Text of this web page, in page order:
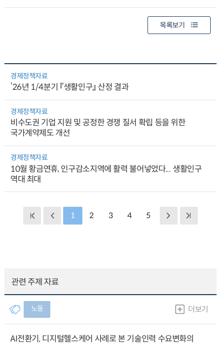
목록보기
경제정책자료
’26년 1/4분기 『생활인구』 산정 결과
경제정책자료
비수도권 기업 지원 및 공정한 경쟁 질서 확립 등을 위한
국가계약제도 개선
경제정책자료
10월 황금연휴, 인구감소지역에 활력 불어넣었다... 생활인구
역대 최대
1 2 3 4 5
관련 주제 자료
노동 더보기
AI전환기, 디지털헬스케어 사례로 본 기술인력 수요변화의